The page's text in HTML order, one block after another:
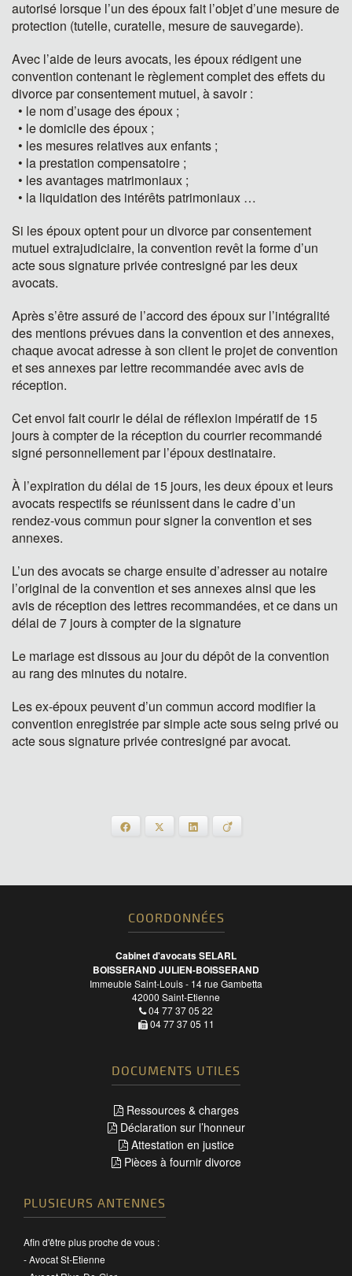
autorisé lorsque l’un des époux fait l’objet d’une mesure de
protection (tutelle, curatelle, mesure de sauvegarde).
Avec l’aide de leurs avocats, les époux rédigent une
convention contenant le règlement complet des effets du
divorce par consentement mutuel, à savoir :
• le nom d’usage des époux ;
• le domicile des époux ;
• les mesures relatives aux enfants ;
• la prestation compensatoire ;
• les avantages matrimoniaux ;
• la liquidation des intérêts patrimoniaux …
Si les époux optent pour un divorce par consentement
mutuel extrajudiciaire, la convention revêt la forme d’un
acte sous signature privée contresigné par les deux
avocats.
Après s’être assuré de l’accord des époux sur l’intégralité
des mentions prévues dans la convention et des annexes,
chaque avocat adresse à son client le projet de convention
et ses annexes par lettre recommandée avec avis de
réception.
Cet envoi fait courir le délai de réflexion impératif de 15
jours à compter de la réception du courrier recommandé
signé personnellement par l’époux destinataire.
À l’expiration du délai de 15 jours, les deux époux et leurs
avocats respectifs se réunissent dans le cadre d’un
rendez-vous commun pour signer la convention et ses
annexes.
L’un des avocats se charge ensuite d’adresser au notaire
l’original de la convention et ses annexes ainsi que les
avis de réception des lettres recommandées, et ce dans un
délai de 7 jours à compter de la signature
Le mariage est dissous au jour du dépôt de la convention
au rang des minutes du notaire.
Les ex-époux peuvent d’un commun accord modifier la
convention enregistrée par simple acte sous seing privé ou
acte sous signature privée contresigné par avocat.
Facebook LinkedIn
COORDONNÉES
Cabinet d'avocats SELARL
BOISSERAND JULIEN-BOISSERAND
Immeuble Saint-Louis - 14 rue Gambetta
42000 Saint-Etienne
04 77 37 05 22
04 77 37 05 11
DOCUMENTS UTILES
Ressources & charges
Déclaration sur l’honneur
Attestation en justice
Pièces à fournir divorce
PLUSIEURS ANTENNES
Afin d'être plus proche de vous :
-Avocat St-Etienne